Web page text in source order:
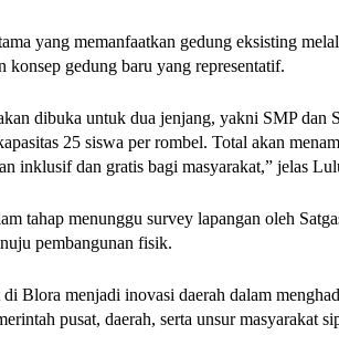
yang memanfaatkan gedung eksisting
konsep gedung baru yang representatif.
dibuka untuk dua jenjang, yakni SMP dan
25 siswa per rombel. Total akan
inklusif dan gratis bagi masyarakat,” jelas
tahap menunggu survey lapangan oleh
pembangunan fisik.
Blora menjadi inovasi daerah dalam
pusat, daerah, serta unsur masyarakat